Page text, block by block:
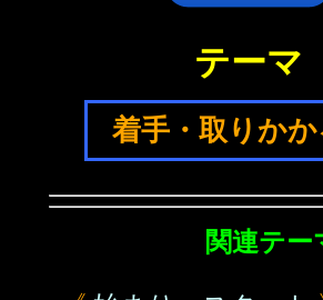
テーマ
着手・取りか
関連テー